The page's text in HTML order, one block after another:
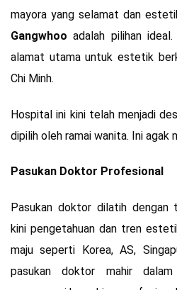
mayora yang selamat dan
Gangwhoo adalah pilihan
alamat utama untuk estetik
Chi Minh.
Hospital ini kini telah menjadi
dipilih oleh ramai wanita. Ini agak
Pasukan Doktor Profesional
Pasukan doktor dilatih dengan
kini pengetahuan dan tren
maju seperti Korea, AS,
pasukan doktor mahir